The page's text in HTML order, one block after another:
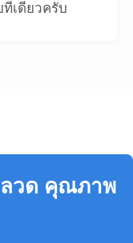
ทีเดียวครับ
ลวด คุณภาพ